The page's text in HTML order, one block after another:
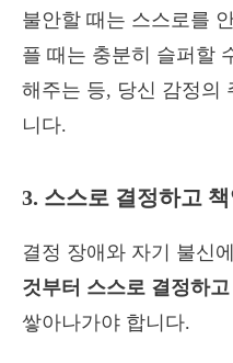
불안할 때는 스스로를
플 때는 충분히 슬퍼할
해주는 등, 당신 감정의
니다.
3. 스스로 결정하고
결정 장애와 자기 불신
것부터 스스로 결정하
쌓아나가야 합니다.